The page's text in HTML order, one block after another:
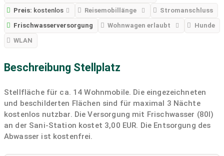
Preis: kostenlos Reisemobillänge
Stromanschluss
Frischwasserversorgung
Wohnwagen erlaubt
Hunde
WLAN
Beschreibung Stellplatz
Stellfläche für ca. 14 Wohnmobile. Die eingezeichneten
und beschilderten Flächen sind für maximal 3 Nächte
kostenlos nutzbar. Die Versorgung mit Frischwasser (80l)
an der Sani-Station kostet 3,00 EUR. Die Entsorgung des
Abwasser ist kostenfrei.